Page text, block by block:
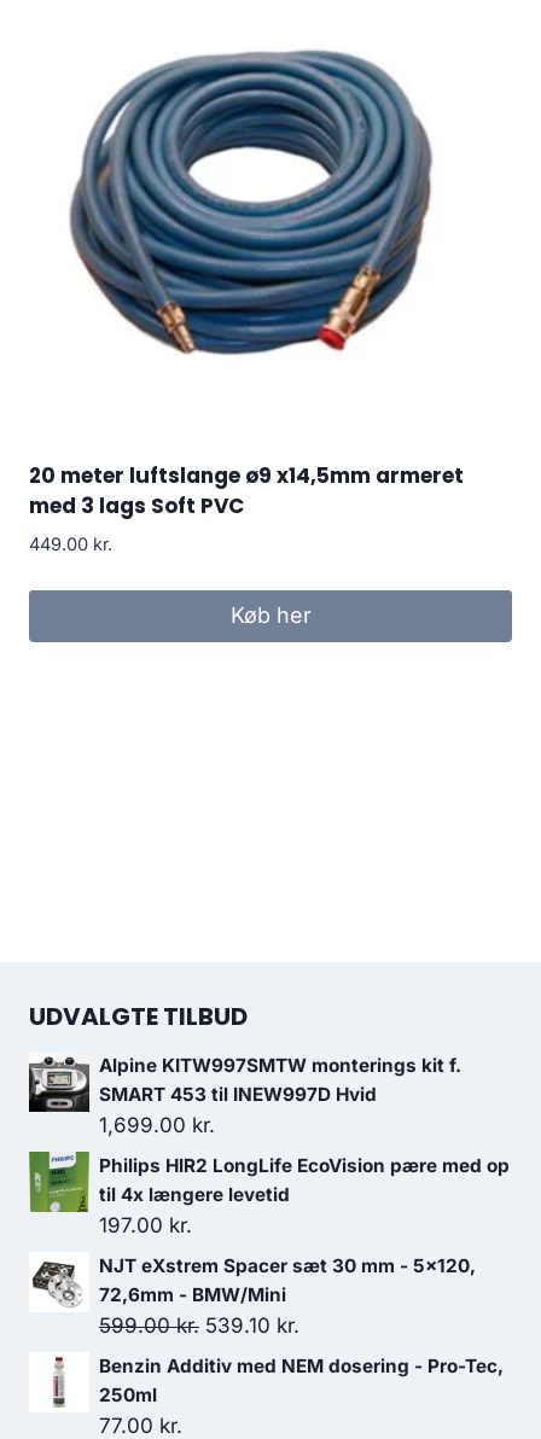
20 meter luftslange ø9 x14,5mm armeret
med 3 lags Soft PVC
449.00 kr.
Køb her
UDVALGTE TILBUD
Alpine KITW997SMTW monterings kit f.
SMART 453 til INEW997D Hvid
1,699.00 kr.
Philips HIR2 LongLife EcoVision pære med op
til 4x længere levetid
197.00 kr.
NJT eXstrem Spacer sæt 30 mm - 5x120,
72,6mm - BMW/Mini
599.00kr. Den
oprindelige
539.10 kr.
aktuelle
Benzin Additiv med NEM dosering - Pro-Tec,
250ml
77.00 kr.